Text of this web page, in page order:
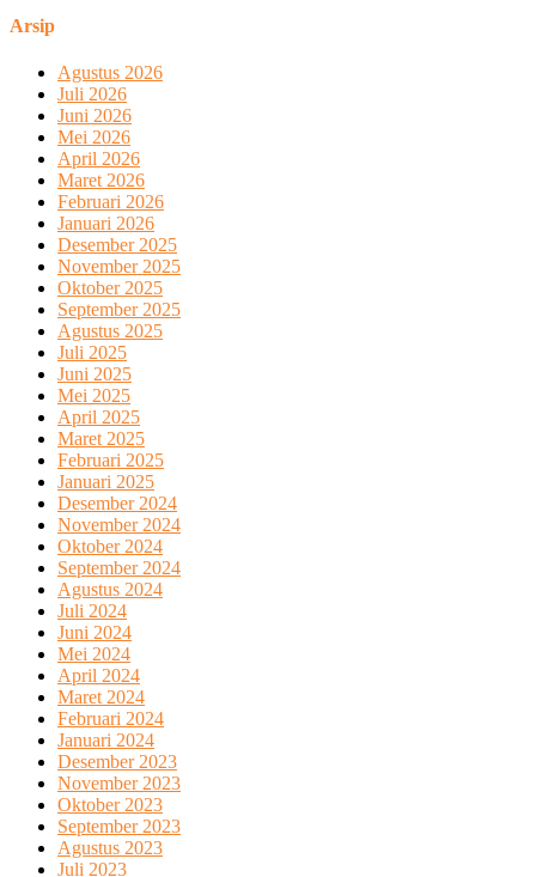
Arsip
Agustus 2026
Juli 2026
Juni 2026
Mei 2026
April 2026
Maret 2026
Februari 2026
Januari 2026
Desember 2025
November 2025
Oktober 2025
September 2025
Agustus 2025
Juli 2025
Juni 2025
Mei 2025
April 2025
Maret 2025
Februari 2025
Januari 2025
Desember 2024
November 2024
Oktober 2024
September 2024
Agustus 2024
Juli 2024
Juni 2024
Mei 2024
April 2024
Maret 2024
Februari 2024
Januari 2024
Desember 2023
November 2023
Oktober 2023
September 2023
Agustus 2023
Juli 2023